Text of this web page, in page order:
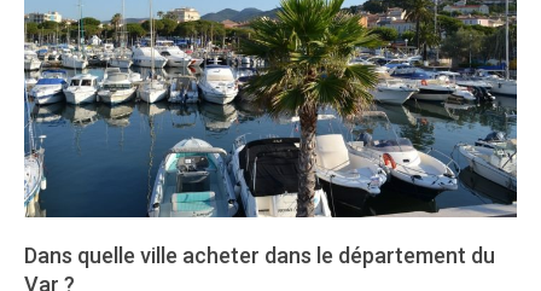
Dans quelle ville acheter dans le département du
Var ?